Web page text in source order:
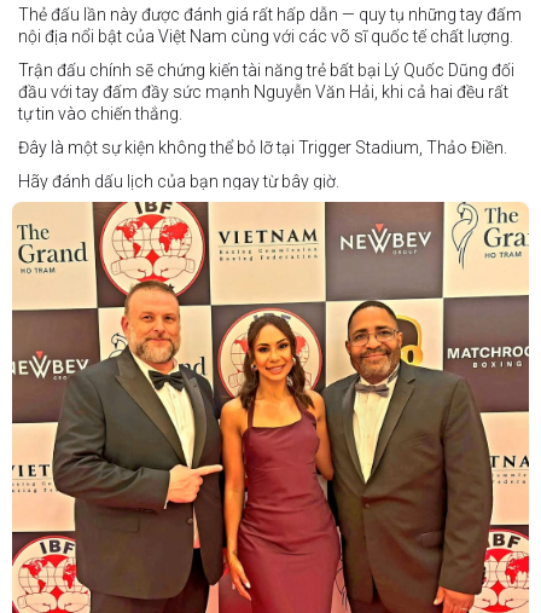
Thẻ đấu lần này được đánh giá rất hấp dẫn — quy tụ những tay đấm
nội địa nổi bật của Việt Nam cùng với các võ sĩ quốc tế chất lượng.
Trận đấu chính sẽ chứng kiến tài năng trẻ bất bại Lý Quốc Dũng đối
đầu với tay đấm đầy sức mạnh Nguyễn Văn Hải, khi cả hai đều rất
tự tin vào chiến thắng.
Đây là một sự kiện không thể bỏ lỡ tại Trigger Stadium, Thảo Điền.
Hãy đánh dấu lịch của bạn ngay từ bây giờ.
Thông tin cập nhật sẽ sớm được công bố.